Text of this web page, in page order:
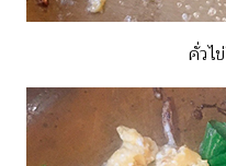
คั่วไ